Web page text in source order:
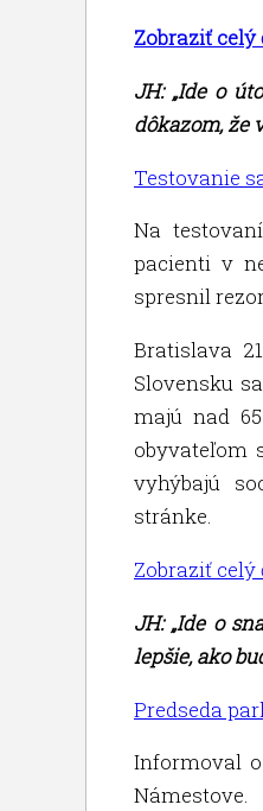
Zobraziť
JH: „Ide o
dôkazom, že
Testovanie
Na
pacienti v
spresnil
Bratislava
Slovensku
majú nad
obyvateľom
vyhýbajú
stránke.
Zobraziť
JH: „Ide o
lepšie, ako
Predseda
Informoval
Námestove.